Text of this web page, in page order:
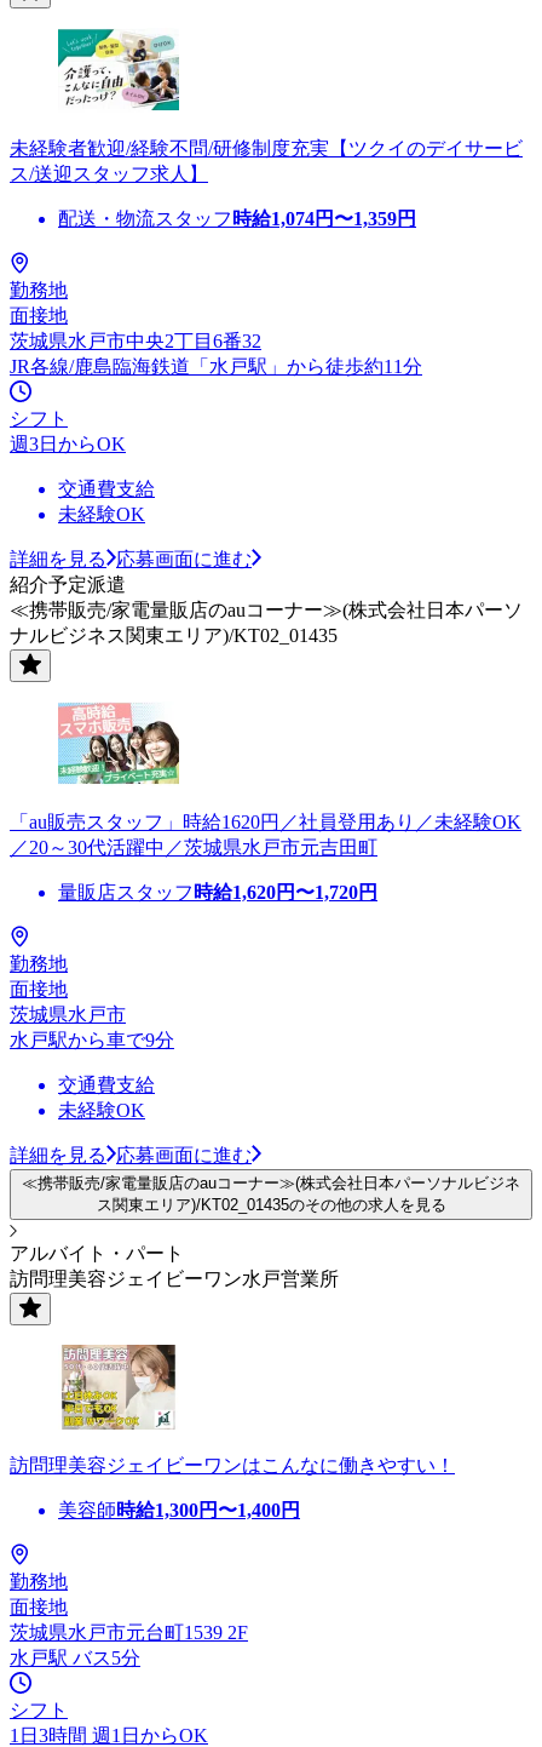
未経験者歓迎/経験不問/研修制度充実【ツクイのデイサービ
ス/送迎スタッフ求人】
配送・物流スタッフ 時給1,074円〜1,359円
勤務地
面接地
茨城県水戸市中央2丁目6番32
JR各線/鹿島臨海鉄道「水戸駅」から徒歩約11分
シフト
週3日からOK
交通費支給
未経験OK
詳細を見る
応募画面に進む
紹介予定派遣
≪携帯販売/家電量販店のauコーナー≫(株式会社日本パーソ
ナルビジネス関東エリア)/KT02_01435
「au販売スタッフ」時給1620円／社員登用あり／未経験OK
／20～30代活躍中／茨城県水戸市元吉田町
量販店スタッフ 時給1,620円〜1,720円
勤務地
面接地
茨城県水戸市
水戸駅から車で9分
交通費支給
未経験OK
詳細を見る 応募画面に進む
≪携帯販売/家電量販店のauコーナー≫(株式会社日本パーソナルビジネ
ス関東エリア)/KT02_01435のその他の求人を見る
アルバイト・パート
訪問理美容ジェイビーワン水戸営業所
訪問理美容ジェイビーワンはこんなに働きやすい！
美容師時給1,300円〜1,400円
勤務地
面接地
茨城県水戸市元台町1539 2F
水戸駅 バス5分
シフト
1日3時間 週1日からOK